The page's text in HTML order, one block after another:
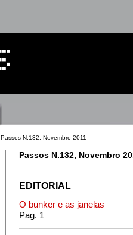
Passos N.132, Novembro 2011
Passos N.132, Novembro
EDITORIAL
O bunker e as janelas
Pag. 1